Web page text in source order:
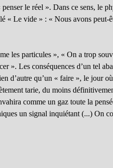
le réel ». Dans ce sens, le
« Le vide » : « Nous avons peut-
les particules », « On a trop
». Les conséquences d’un tel
d’autre qu’un « faire », le jour
tarie, du moins
comme un gaz toute la
un signal inquiétant (...) On